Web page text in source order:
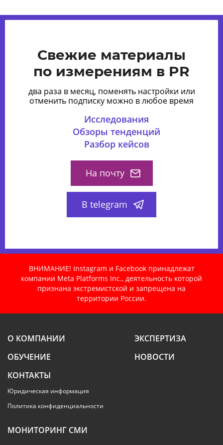
Свежие материалы
по измерениям в PR
два раза в месяц, поменять настройки или
отменить подписку можно в любое время
Исследования
Обзоры тенденций
Разбор кейсов
На почту
В telegram
ВНИМАНИЕ! Instagram и Facebook принадлежат
компании Meta Platforms Inc., деятельность которой
признана экстремистской и запрещена на
территории России.
О КОМПАНИИ
ЭКСПЕРТИЗА
ОБУЧЕНИЕ
НОВОСТИ
КОНТАКТЫ
Юридическая информация
Политика конфиденциальности
МОНИТОРИНГ СМИ